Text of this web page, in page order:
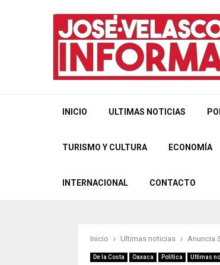
INICIO ULTIMAS NOTICIAS
TURISMO Y CULTURA ECONOMÍA
INTERNACIONAL CONTACTO
Inicio Ultimas noticias Anuncia
De la Costa Oaxaca Política Ultimas